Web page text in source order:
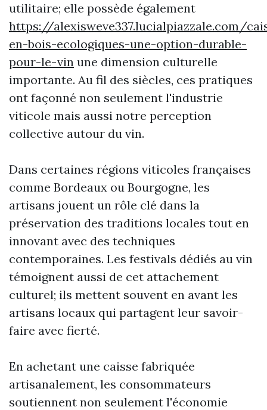
utilitaire; elle possède également
https://alexisweve337.lucialpiazzale.com/
en-bois-ecologiques-une-option-durable-
pour-le-vin une dimension culturelle
importante. Au fil des siècles, ces pratiques
ont façonné non seulement l'industrie
viticole mais aussi notre perception
collective autour du vin.
Dans certaines régions viticoles françaises
comme Bordeaux ou Bourgogne, les
artisans jouent un rôle clé dans la
préservation des traditions locales tout en
innovant avec des techniques
contemporaines. Les festivals dédiés au vin
témoignent aussi de cet attachement
culturel; ils mettent souvent en avant les
artisans locaux qui partagent leur savoir-
faire avec fierté.
En achetant une caisse fabriquée
artisanalement, les consommateurs
soutiennent non seulement l'économie